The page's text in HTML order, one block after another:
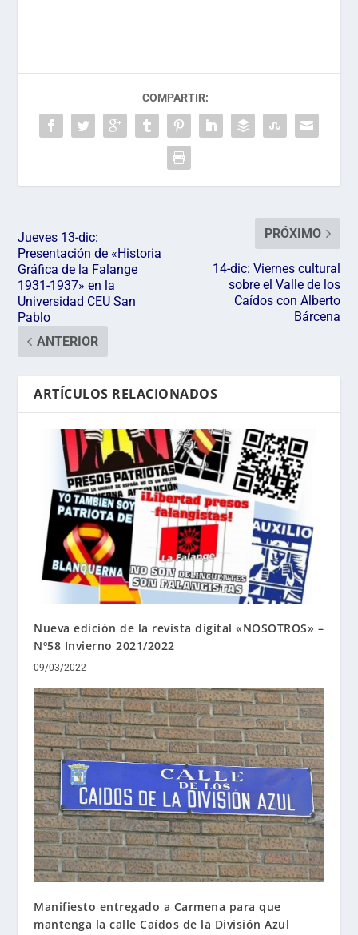
COMPARTIR:
Jueves 13-dic:
Presentación de «Historia
Gráfica de la Falange
1931-1937» en la
Universidad CEU San
Pablo
ANTERIOR
PRÓXIMO
14-dic: Viernes cultural
sobre el Valle de los
Caídos con Alberto
Bárcena
ARTÍCULOS RELACIONADOS
Nueva edición de la revista digital «NOSOTROS» –
Nº58 Invierno 2021/2022
09/03/2022
Manifiesto entregado a Carmena para que
mantenga la calle Caídos de la División Azul